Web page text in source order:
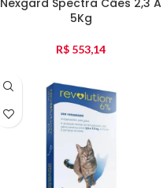
Nexgard Spectra Cães 2,3 A
5Kg
R$ 553,14